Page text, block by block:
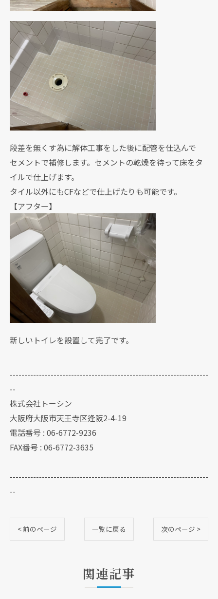
段差を無くす為に解体工事をした後に配管を仕込んで
セメントで補修します。セメントの乾燥を待って床をタ
イルで仕上げます。
タイル以外にもCFなどで仕上げたりも可能です。
【アフター】
新しいトイレを設置して完了です。
--------------------------------------------------------------------
--
株式会社トーシン
大阪府大阪市天王寺区逢阪2-4-19
電話番号 : 06-6772-9236
FAX番号 : 06-6772-3635
--------------------------------------------------------------------
--
< 前のページ 一覧に戻る 次のページ >
関連記事